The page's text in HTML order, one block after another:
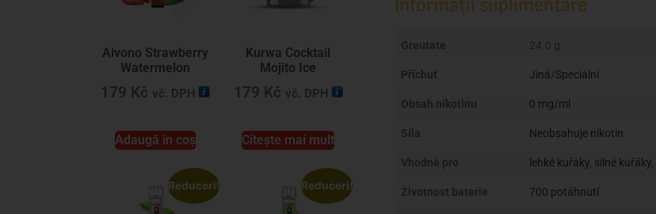
Aivono Strawberry
Watermelon
179 Kč vč. DPH
Adaugă în coș
Kurwa Cocktail
Mojito Ice
179 Kč vč. DPH
Citește mai mult
Reduceri! Reduceri!
Informații suplimentare
Greutate 24.0 g
Příchuť Jiná/Speciální
Obsah nikotinu 0 mg/ml
Síla Neobsahuje nikotin
Vhodné pro lehké kuřáky, silné kuřáky,
Životnost baterie 700 potáhnutí